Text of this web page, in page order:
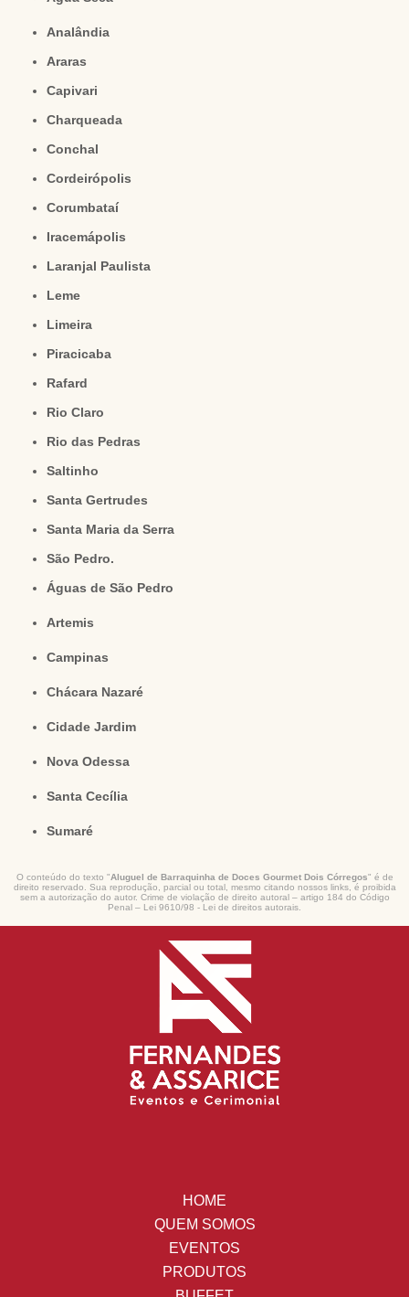
Analândia
Araras
Capivari
Charqueada
Conchal
Cordeirópolis
Corumbataí
Iracemápolis
Laranjal Paulista
Leme
Limeira
Piracicaba
Rafard
Rio Claro
Rio das Pedras
Saltinho
Santa Gertrudes
Santa Maria da Serra
São Pedro.
Águas de São Pedro
Artemis
Campinas
Chácara Nazaré
Cidade Jardim
Nova Odessa
Santa Cecília
Sumaré
O conteúdo do texto "Aluguel de Barraquinha de Doces Gourmet Dois Córregos" é de
direito reservado. Sua reprodução, parcial ou total, mesmo citando nossos links, é proibida
sem a autorização do autor. Crime de violação de direito autoral – artigo 184 do Código
Penal – Lei 9610/98 - Lei de direitos autorais.
HOME
QUEM SOMOS
EVENTOS
PRODUTOS